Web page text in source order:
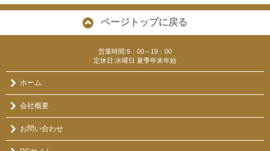
ページトップに戻る
営業時間:9：00～19：00
定休日:水曜日 夏季年末年始
ホーム
会社概要
お問い合わせ